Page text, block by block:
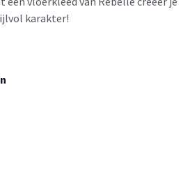
karakter!